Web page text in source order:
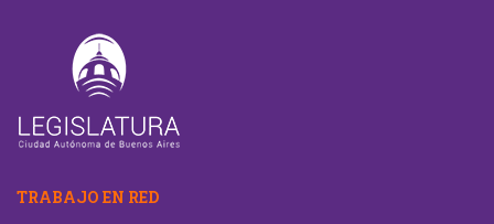
TRABAJO EN RED